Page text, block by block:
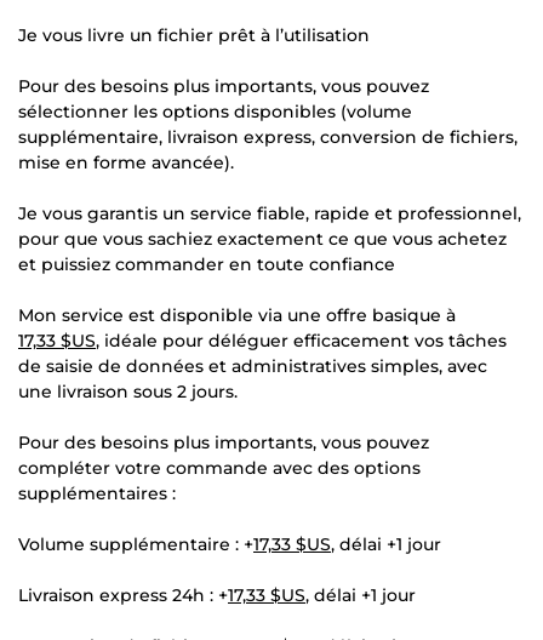
Je vous livre un fichier prêt à l’utilisation
Pour des besoins plus importants, vous pouvez
sélectionner les options disponibles (volume
supplémentaire, livraison express, conversion de fichiers,
mise en forme avancée).
Je vous garantis un service fiable, rapide et professionnel,
pour que vous sachiez exactement ce que vous achetez
et puissiez commander en toute confiance
Mon service est disponible via une offre basique à
17,33 $US, idéale pour déléguer efficacement vos tâches
de saisie de données et administratives simples, avec
une livraison sous 2 jours.
Pour des besoins plus importants, vous pouvez
compléter votre commande avec des options
supplémentaires :
Volume supplémentaire : +17,33 $US, délai +1 jour
Livraison express 24h : +17,33 $US, délai +1 jour